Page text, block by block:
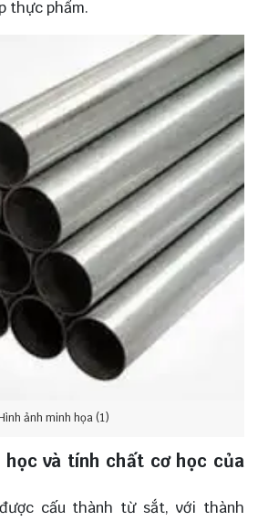
thực phẩm.
ảnh minh họa (1)
học và tính chất cơ học của
cấu thành từ sắt, với thành